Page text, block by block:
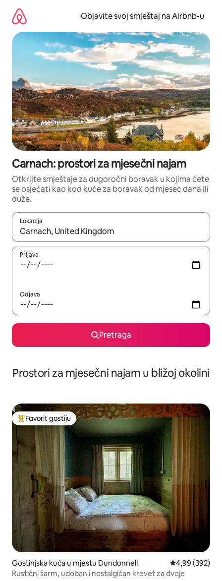
sadržaj
Objavite svoj smještaj na Airbnb-u
Carnach: prostori za mjesečni najam
Otkrijte smještaje za dugoročni boravak u kojima ćete
se osjećati kao kod kuće za boravak od mjesec dana ili
duže.
Lokacija
Kad su rezultati dostupni, možete da se krećete kroz njih
Prijava
Odjava
Pretraga
Prostori za mjesečni najam u bližoj okolini
Glavni favorit gostiju
Favorit gostiju
Gostinjska kuća u mjestu Dundonnell prosječna
4,99 (392)
Rustični šarm, udoban i nostalgičan krevet za dvoje